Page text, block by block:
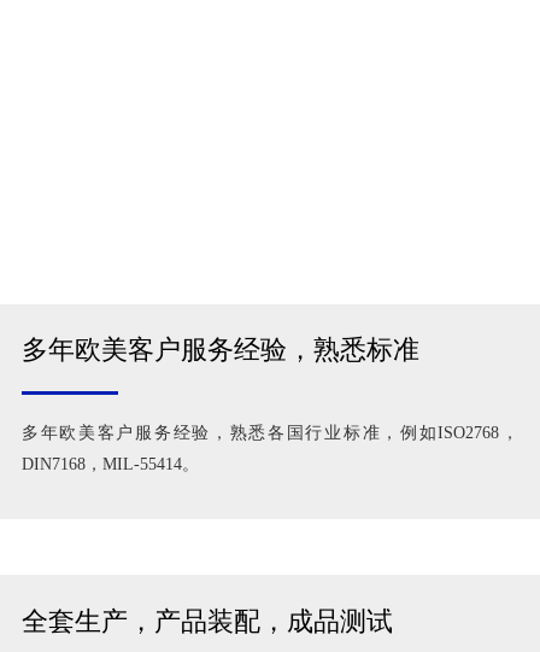
多年欧美客户服务经验，熟悉标准
多年欧美客户服务经验，熟悉各国行业标准，例如ISO2768，
DIN7168，MIL-55414。
全套生产，产品装配，成品测试